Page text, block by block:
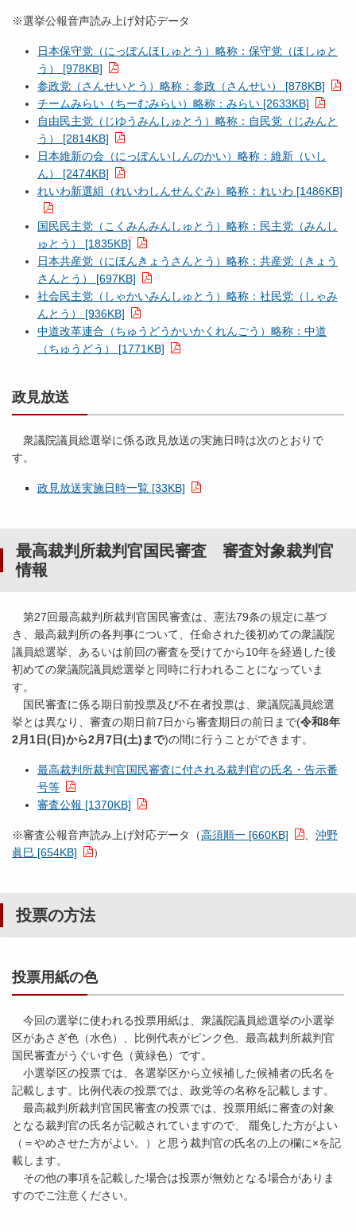
※選挙公報音声読み上げ対応データ
日本保守党（にっぽんほしゅとう）略称：保守党（ほしゅと
う） [978KB]
参政党（さんせいとう）略称：参政（さんせい） [878KB]
チームみらい（ちーむみらい）略称：みらい [2633KB]
自由民主党（じゆうみんしゅとう）略称：自民党（じみんと
う） [2814KB]
日本維新の会（にっぽんいしんのかい）略称：維新（いし
ん） [2474KB]
れいわ新選組（れいわしんせんぐみ）略称：れいわ [1486KB]
国民民主党（こくみんみんしゅとう）略称：民主党（みんし
ゅとう） [1835KB]
日本共産党（にほんきょうさんとう）略称：共産党（きょう
さんとう） [697KB]
社会民主党（しゃかいみんしゅとう）略称：社民党（しゃみ
んとう） [936KB]
中道改革連合（ちゅうどうかいかくれんごう）略称：中道
（ちゅうどう） [1771KB]
政見放送
衆議院議員総選挙に係る政見放送の実施日時は次のとおりで
す。
政見放送実施日時一覧 [33KB]
最高裁判所裁判官国民審査 審査対象裁判官
情報
第27回最高裁判所裁判官国民審査は、憲法79条の規定に基づ
き、最高裁判所の各判事について、任命された後初めての衆議院
議員総選挙、あるいは前回の審査を受けてから10年を経過した後
初めての衆議院議員総選挙と同時に行われることになっていま
す。
国民審査に係る期日前投票及び不在者投票は、衆議院議員総選
挙とは異なり、審査の期日前7日から審査期日の前日まで(令和8年
2月1日(日)から2月7日(土)まで)の間に行うことができます。
最高裁判所裁判官国民審査に付される裁判官の氏名・告示番
号等
審査公報 [1370KB]
※審査公報音声読み上げ対応データ（高須順一 [660KB]
沖野
眞巳 [654KB]
）
投票の方法
投票用紙の色
今回の選挙に使われる投票用紙は、衆議院議員総選挙の小選挙
区があさぎ色（水色）、比例代表がピンク色、最高裁判所裁判官
国民審査がうぐいす色（黄緑色）です。
小選挙区の投票では、各選挙区から立候補した候補者の氏名を
記載します。比例代表の投票では、政党等の名称を記載します。
最高裁判所裁判官国民審査の投票では、投票用紙に審査の対象
となる裁判官の氏名が記載されていますので、 罷免した方がよい
（＝やめさせた方がよい。）と思う裁判官の氏名の上の欄に×を記
載します。
その他の事項を記載した場合は投票が無効となる場合がありま
すのでご注意ください。